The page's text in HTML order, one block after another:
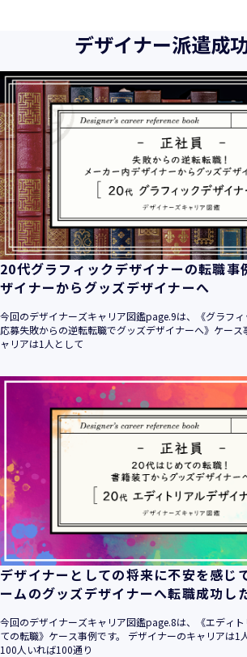
様、お取引先関係者の個人情報及び特定個
材派遣サービス、人材紹介サービス、請
他、利用者の皆さまの「活躍の場の創造
創出」に利用しています。また、従業者
情報などを従業者管理に利用します。こ
て個人情報及び特定個人情報の保護が重
時に、個人情報などの保護を徹底するこ
務と認識しております。そこで、個人情
めた行動規範に基づき、社会的使命を十
権利の保護、個人情報に関する法規制等
また、以下に示す方針を具現化するため
ジメントシステムを構築し、最新のＩＴ
要請の変化、経営環境の変動等を常に認
続的改善に、全社を挙げて取り組むこと
す。
当社は、事業の目的に適切な個人情報の取
を行い、特定された利用目的の達成に必
人情報の取扱いを行いません。また、その
当社は個人情報の取扱いに関する法令、
他の規範を遵守致します。
当社は個人情報の漏えい、滅失、き損な
は、合理的な安全対策を講じて防止する
し、継続的に向上させていきます。また、
かに是正措置を講じます。
当社は個人情報取扱いに関する苦情及び
速かつ誠実に対応致します。
個人情報保護マネジメントシステムは、
の変化と実情を踏まえ、適時・適切に見直
をはかっていきます。
個人情報保護方針に関するお問合せ先 兼
情・相談窓口
株式会社 ユウクリ 個人情報保護管理
〒151-0073 東京都渋谷区笹塚1-55-7 マル
ル 7F
デザイナー派遣成
20代グラフィックデザイナーの転職事
ザイナーからグッズデザイナーへ
今回のデザイナーズキャリア図鑑page.9は、《グラフ
応募失敗からの逆転転職でグッズデザイナーへ》ケース
ャリアは1人として
デザイナーとしての将来に不安を感じ
ームのグッズデザイナーへ転職成功し
今回のデザイナーズキャリア図鑑page.8は、《エディ
ての転職》ケース事例です。 デザイナーのキャリアは1
100人いれば100通り